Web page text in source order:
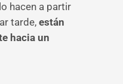
hacen a partir
tarde, están
hacia un